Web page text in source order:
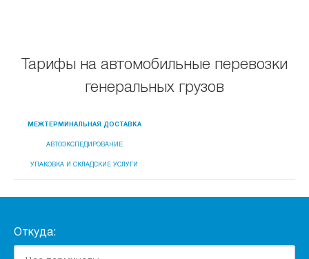
Тарифы на автомобильные перевозки
генеральных грузов
МЕЖТЕРМИНАЛЬНАЯ ДОСТАВКА
АВТОЭКСПЕДИРОВАНИЕ
УПАКОВКА И СКЛАДСКИЕ УСЛУГИ
Откуда: